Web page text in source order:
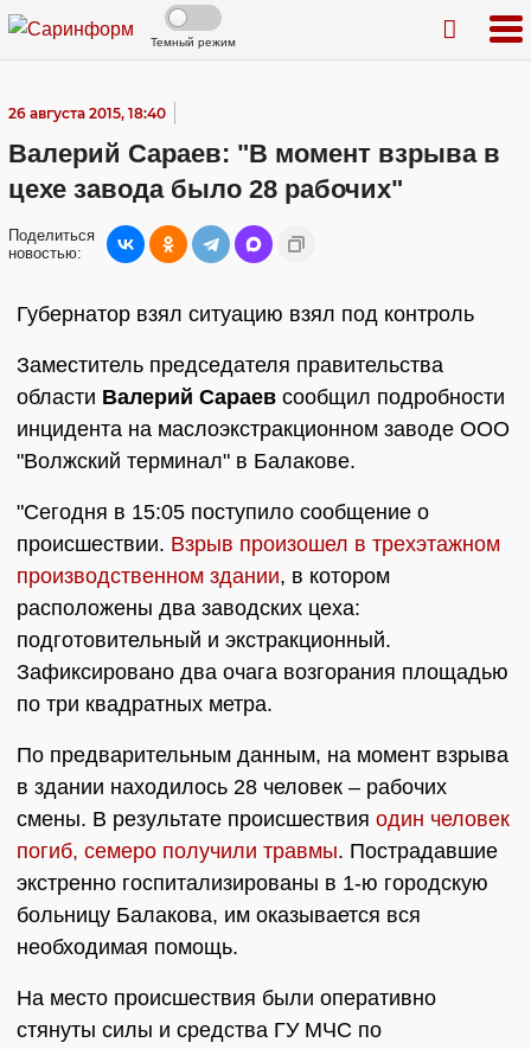
Темный режим
26 августа 2015, 18:40
Валерий Сараев: "В момент взрыва в
цехе завода было 28 рабочих"
Поделиться
новостью:
Губернатор взял ситуацию взял под контроль
Заместитель председателя правительства
области Валерий Сараев сообщил подробности
инцидента на маслоэкстракционном заводе ООО
"Волжский терминал" в Балакове.
"Сегодня в 15:05 поступило сообщение о
происшествии. Взрыв произошел в трехэтажном
производственном здании, в котором
расположены два заводских цеха:
подготовительный и экстракционный.
Зафиксировано два очага возгорания площадью
по три квадратных метра.
По предварительным данным, на момент взрыва
в здании находилось 28 человек – рабочих
смены. В результате происшествия один человек
погиб, семеро получили травмы. Пострадавшие
экстренно госпитализированы в 1-ю городскую
больницу Балакова, им оказывается вся
необходимая помощь.
На место происшествия были оперативно
стянуты силы и средства ГУ МЧС по